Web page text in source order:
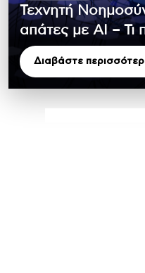
Τεχνητή
απάτες με ΑΙ – Τι
Διαβάστε